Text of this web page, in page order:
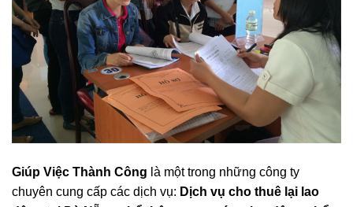
Giúp Việc Thành Công là một trong những công ty
chuyên cung cấp các dịch vụ: Dịch vụ cho thuê lại lao